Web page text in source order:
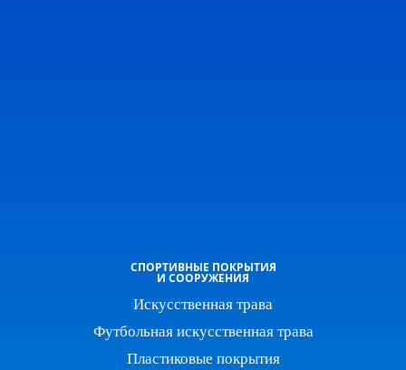
СПОРТИВНЫЕ ПОКРЫТИЯ
И СООРУЖЕНИЯ
Искусственная трава
Футбольная искусственная трава
Пластиковые покрытия